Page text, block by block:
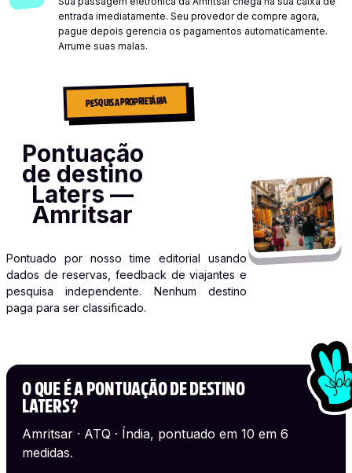
entrada imediatamente. Seu provedor de compre agora,
pague depois gerencia os pagamentos automaticamente.
Arrume suas malas.
PESQUISA PROPRIETÁRIA
Pontuação
de destino
Laters —
Amritsar
Pontuado por nosso time editorial usando
dados de reservas, feedback de viajantes e
pesquisa independente. Nenhum destino
paga para ser classificado.
O QUE É A PONTUAÇÃO DE DESTINO
LATERS?
Amritsar · ATQ · Índia, pontuado em 10 em 6
medidas.